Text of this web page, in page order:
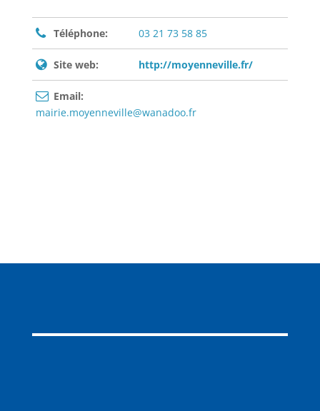
Téléphone: 03 21 73 58 85
Site web: http://moyenneville.fr/
Email:
mairie.moyenneville@wanadoo.fr